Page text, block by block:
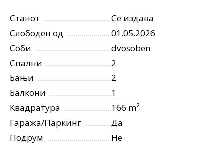
Станот
Се издава
Слободен од
01.05.2026
Соби
dvosoben
Спални
2
Бањи
2
Балкони
1
Квадратура
166 m²
Гаража/Паркинг
Да
Подрум
Не